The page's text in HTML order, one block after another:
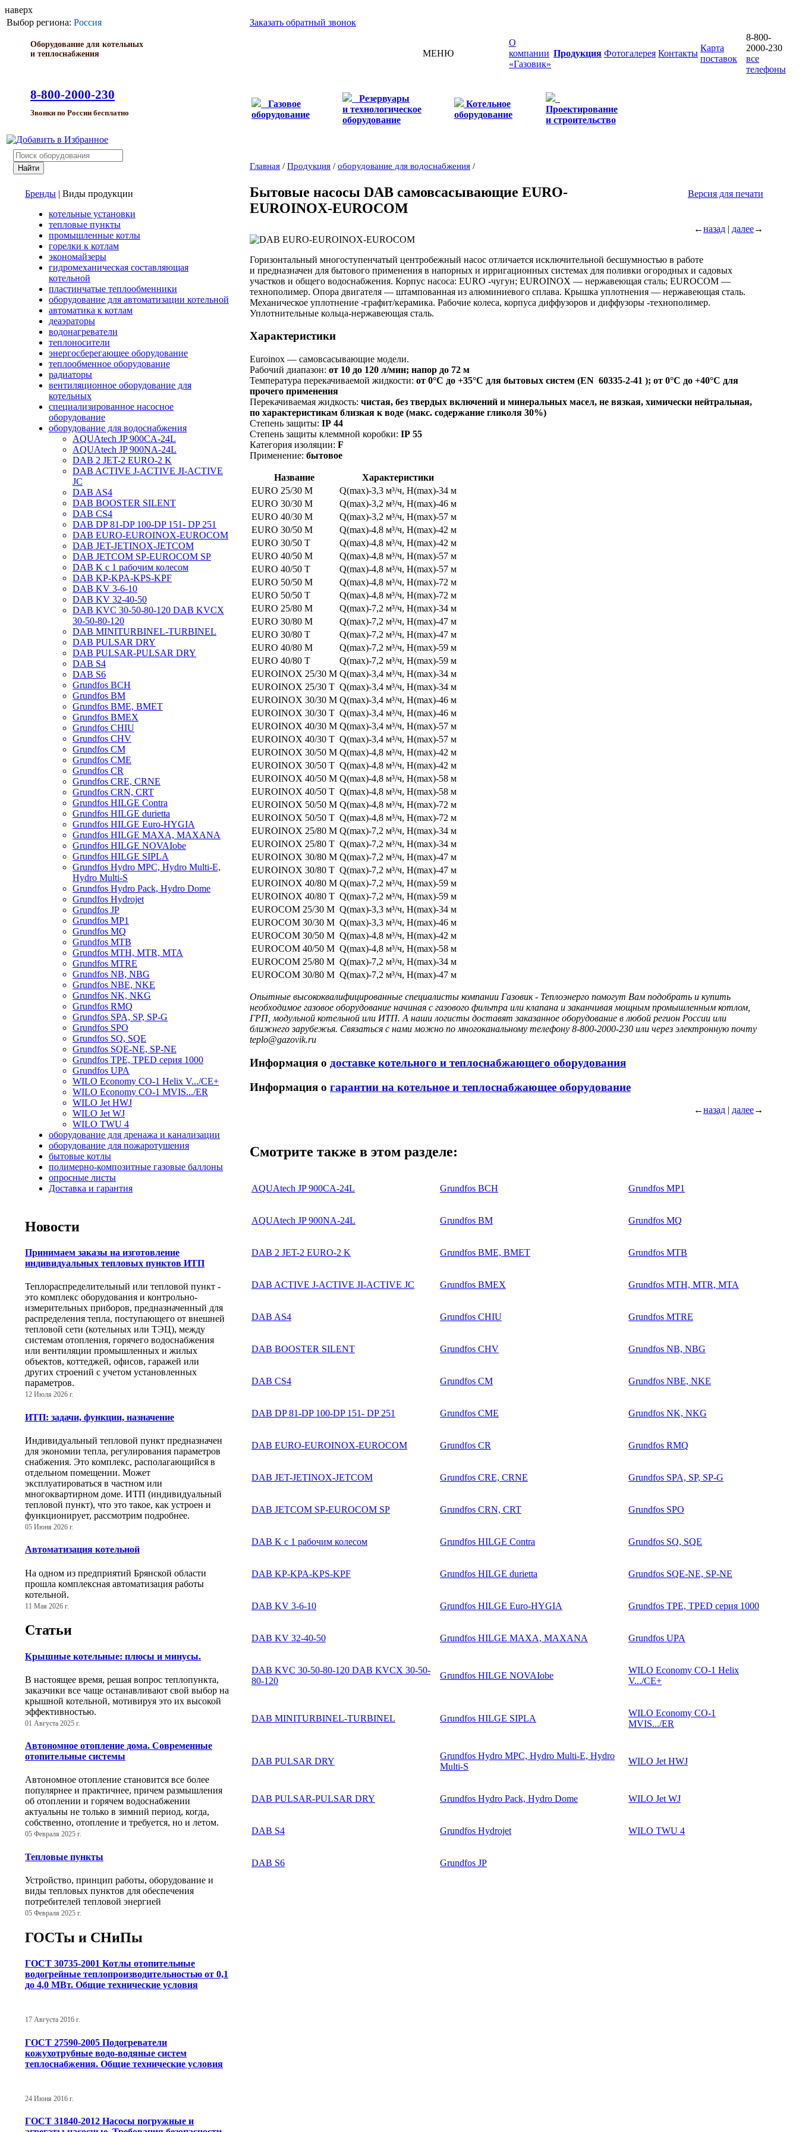
наверх
Выбор региона: Россия
Оборудование для котельных
и теплоснабжения
8-800-2000-230
Звонки по России бесплатно
Заказать обратный звонок
МЕНЮ
О
компании
«Газовик»
Продукция Фотогалерея Контакты
Карта
поставок
8-800-
2000-230
все
телефоны
Газовое
оборудование
Резервуары
и технологическое
оборудование
Котельное
оборудование
Проектирование
и строительство
Бренды | Виды продукции
котельные установки
тепловые пункты
промышленные котлы
горелки к котлам
экономайзеры
гидромеханическая составляющая
котельной
пластинчатые теплообменники
оборудование для автоматизации котельной
автоматика к котлам
деаэраторы
водонагреватели
теплоносители
энергосберегающее оборудование
теплообменное оборудование
радиаторы
вентиляционное оборудование для
котельных
специализированное насосное
оборудование
оборудование для водоснабжения
AQUAtech JP 900CA-24L
AQUAtech JP 900NA-24L
DAB 2 JET-2 EURO-2 K
DAB ACTIVE J-ACTIVE JI-ACTIVE
JC
DAB AS4
DAB BOOSTER SILENT
DAB CS4
DAB DP 81-DP 100-DP 151- DP 251
DAB EURO-EUROINOX-EUROCOM
DAB JET-JETINOX-JETCOM
DAB JETCOM SP-EUROCOM SP
DAB K с 1 рабочим колесом
DAB KP-KPA-KPS-KPF
DAB KV 3-6-10
DAB KV 32-40-50
DAB KVC 30-50-80-120 DAB KVCX
30-50-80-120
DAB MINITURBINEL-TURBINEL
DAB PULSAR DRY
DAB PULSAR-PULSAR DRY
DAB S4
DAB S6
Grundfos BCH
Grundfos BM
Grundfos BME, BMET
Grundfos BMEX
Grundfos CHIU
Grundfos CHV
Grundfos CM
Grundfos CME
Grundfos CR
Grundfos CRE, CRNE
Grundfos CRN, CRT
Grundfos HILGE Contra
Grundfos HILGE durietta
Grundfos HILGE Euro-HYGIA
Grundfos HILGE MAXA, MAXANA
Grundfos HILGE NOVAIobe
Grundfos HILGE SIPLA
Grundfos Hydro MPC, Hydro Multi-E,
Hydro Multi-S
Grundfos Hydro Pack, Hydro Dome
Grundfos Hydrojet
Grundfos JP
Grundfos MP1
Grundfos MQ
Grundfos MTB
Grundfos MTH, MTR, MTA
Grundfos MTRE
Grundfos NB, NBG
Grundfos NBE, NKE
Grundfos NK, NKG
Grundfos RMQ
Grundfos SPA, SP, SP-G
Grundfos SPO
Grundfos SQ, SQE
Grundfos SQE-NE, SP-NE
Grundfos TPE, TPED серия 1000
Grundfos UPA
WILO Economy CO-1 Helix V.../CE+
WILO Economy CO-1 MVIS.../ER
WILO Jet HWJ
WILO Jet WJ
WILO TWU 4
оборудование для дренажа и канализации
оборудование для пожаротушения
бытовые котлы
полимерно-композитные газовые баллоны
опросные листы
Доставка и гарантия
Новости
Принимаем заказы на изготовление
индивидуальных тепловых пунктов ИТП
Теплораспределительный или тепловой пункт -
это комплекс оборудования и контрольно-
измерительных приборов, предназначенный для
распределения тепла, поступающего от внешней
тепловой сети (котельных или ТЭЦ), между
системам отопления, горячего водоснабжения
или вентиляции промышленных и жилых
объектов, коттеджей, офисов, гаражей или
других строений с учетом установленных
параметров.
12 Июля 2026 г.
ИТП: задачи, функции, назначение
Индивидуальный тепловой пункт предназначен
для экономии тепла, регулирования параметров
снабжения. Это комплекс, располагающийся в
отдельном помещении. Может
эксплуатироваться в частном или
многоквартирном доме. ИТП (индивидуальный
тепловой пункт), что это такое, как устроен и
функционирует, рассмотрим подробнее.
05 Июня 2026 г.
Автоматизация котельной
На одном из предприятий Брянской области
прошла комплексная автоматизация работы
котельной.
11 Мая 2026 г.
Статьи
Крышные котельные: плюсы и минусы.
В настоящее время, решая вопрос теплопункта,
заказчики все чаще останавливают свой выбор на
крышной котельной, мотивируя это их высокой
эффективностью.
01 Августа 2025 г.
Автономное отопление дома. Современные
отопительные системы
Автономное отопление становится все более
популярнее и практичнее, причем размышления
об отоплении и горячем водоснабжении
актуальны не только в зимний период, когда,
собственно, отопление и требуется, но и летом.
05 Февраля 2025 г.
Тепловые пункты
Устройство, принцип работы, оборудование и
виды тепловых пунктов для обеспечения
потребителей тепловой энергией
05 Февраля 2025 г.
ГОСТы и СНиПы
ГОСТ 30735-2001 Котлы отопительные
водогрейные теплопроизводительностью от 0,1
до 4,0 МВт. Общие технические условия
17 Августа 2016 г.
ГОСТ 27590-2005 Подогреватели
кожухотрубные водо-водяные систем
теплоснабжения. Общие технические условия
24 Июня 2016 г.
ГОСТ 31840-2012 Насосы погружные и
Главная / Продукция / оборудование для водоснабжения /
Версия для печати
Бытовые насосы DAB самовсасывающие EURO-
EUROINOX-EUROCOM
←назад | далее→
Горизонтальный многоступенчатый центробежный насос отличается исключительной бесшумностью в работе
и предназначен для бытового применения в напорных и ирригационных системах для поливки огородных и садовых
участков и общего водоснабжения. Корпус насоса: EURO -чугун; EUROINOX — нержавеющая сталь; EUROCOM —
технополимер. Опора двигателя — штампованная из алюминиевого сплава. Крышка уплотнения — нержавеющая сталь.
Механическое уплотнение -графит/керамика. Рабочие колеса, корпуса диффузоров и диффузоры -технополимер.
Уплотнительные кольца-нержавеющая сталь.
Характеристики
Euroinox — самовсасывающие модели.
Рабочий диапазон: от 10 до 120 л/мин; напор до 72 м
Температура перекачиваемой жидкости: от 0°С до +35°С для бытовых систем (EN 60335-2-41 ); от 0°С до +40°С для
прочего применения
Перекачиваемая жидкость: чистая, без твердых включений и минеральных масел, не вязкая, химически нейтральная,
по характеристикам близкая к воде (макс. содержание гликоля 30%)
Степень защиты: IP 44
Степень защиты клеммной коробки: IP 55
Категория изоляции: F
Применение: бытовое
Название
Характеристики
EURO 25/30 M
Q(max)-3,3 м³/ч, H(max)-34 м
EURO 30/30 M
Q(max)-3,2 м³/ч, H(max)-46 м
EURO 40/30 M
Q(max)-3,2 м³/ч, H(max)-57 м
EURO 30/50 M
Q(max)-4,8 м³/ч, H(max)-42 м
EURO 30/50 T
Q(max)-4,8 м³/ч, H(max)-42 м
EURO 40/50 M
Q(max)-4,8 м³/ч, H(max)-57 м
EURO 40/50 T
Q(max)-4,8 м³/ч, H(max)-57 м
EURO 50/50 M
Q(max)-4,8 м³/ч, H(max)-72 м
EURO 50/50 T
Q(max)-4,8 м³/ч, H(max)-72 м
EURO 25/80 M
Q(max)-7,2 м³/ч, H(max)-34 м
EURO 30/80 M
Q(max)-7,2 м³/ч, H(max)-47 м
EURO 30/80 T
Q(max)-7,2 м³/ч, H(max)-47 м
EURO 40/80 M
Q(max)-7,2 м³/ч, H(max)-59 м
EURO 40/80 T
Q(max)-7,2 м³/ч, H(max)-59 м
EUROINOX 25/30 M Q(max)-3,4 м³/ч, H(max)-34 м
EUROINOX 25/30 T Q(max)-3,4 м³/ч, H(max)-34 м
EUROINOX 30/30 M Q(max)-3,4 м³/ч, H(max)-46 м
EUROINOX 30/30 T Q(max)-3,4 м³/ч, H(max)-46 м
EUROINOX 40/30 M Q(max)-3,4 м³/ч, H(max)-57 м
EUROINOX 40/30 T Q(max)-3,4 м³/ч, H(max)-57 м
EUROINOX 30/50 M Q(max)-4,8 м³/ч, H(max)-42 м
EUROINOX 30/50 T Q(max)-4,8 м³/ч, H(max)-42 м
EUROINOX 40/50 M Q(max)-4,8 м³/ч, H(max)-58 м
EUROINOX 40/50 T Q(max)-4,8 м³/ч, H(max)-58 м
EUROINOX 50/50 M Q(max)-4,8 м³/ч, H(max)-72 м
EUROINOX 50/50 T Q(max)-4,8 м³/ч, H(max)-72 м
EUROINOX 25/80 M Q(max)-7,2 м³/ч, H(max)-34 м
EUROINOX 25/80 T Q(max)-7,2 м³/ч, H(max)-34 м
EUROINOX 30/80 M Q(max)-7,2 м³/ч, H(max)-47 м
EUROINOX 30/80 T Q(max)-7,2 м³/ч, H(max)-47 м
EUROINOX 40/80 M Q(max)-7,2 м³/ч, H(max)-59 м
EUROINOX 40/80 T Q(max)-7,2 м³/ч, H(max)-59 м
EUROCOM 25/30 M Q(max)-3,3 м³/ч, H(max)-34 м
EUROCOM 30/30 M Q(max)-3,3 м³/ч, H(max)-46 м
EUROCOM 30/50 M Q(max)-4,8 м³/ч, H(max)-42 м
EUROCOM 40/50 M Q(max)-4,8 м³/ч, H(max)-58 м
EUROCOM 25/80 M Q(max)-7,2 м³/ч, H(max)-34 м
EUROCOM 30/80 M Q(max)-7,2 м³/ч, H(max)-47 м
Опытные высококвалифицированные специалисты компании Газовик - Теплоэнерго помогут Вам подобрать и купить
необходимое газовое оборудование начиная с газового фильтра или клапана и заканчивая мощным промышленным котлом,
ГРП, модульной котельной или ИТП. А наши логисты доставят заказанное оборудование в любой регион России или
ближнего зарубежья. Связаться с нами можно по многоканальному телефону 8-800-2000-230 или через электронную почту
teplo@gazovik.ru
Информация о доставке котельного и теплоснабжающего оборудования
Информация о гарантии на котельное и теплоснабжающее оборудование
←назад | далее→
Смотрите также в этом разделе:
AQUAtech JP 900CA-24L Grundfos BCH Grundfos MP1
AQUAtech JP 900NA-24L Grundfos BM Grundfos MQ
DAB 2 JET-2 EURO-2 K Grundfos BME, BMET Grundfos MTB
DAB ACTIVE J-ACTIVE JI-ACTIVE JC Grundfos BMEX Grundfos MTH, MTR, MTA
DAB AS4 Grundfos CHIU Grundfos MTRE
DAB BOOSTER SILENT Grundfos CHV Grundfos NB, NBG
DAB CS4 Grundfos CM Grundfos NBE, NKE
DAB DP 81-DP 100-DP 151- DP 251 Grundfos CME Grundfos NK, NKG
DAB EURO-EUROINOX-EUROCOM Grundfos CR Grundfos RMQ
DAB JET-JETINOX-JETCOM Grundfos CRE, CRNE Grundfos SPA, SP, SP-G
DAB JETCOM SP-EUROCOM SP Grundfos CRN, CRT Grundfos SPO
DAB K с 1 рабочим колесом Grundfos HILGE Contra Grundfos SQ, SQE
DAB KP-KPA-KPS-KPF Grundfos HILGE durietta Grundfos SQE-NE, SP-NE
DAB KV 3-6-10 Grundfos HILGE Euro-HYGIA Grundfos TPE, TPED серия 1000
DAB KV 32-40-50 Grundfos HILGE MAXA, MAXANA Grundfos UPA
DAB KVC 30-50-80-120 DAB KVCX 30-50-
80-120
Grundfos HILGE NOVAIobe
WILO Economy CO-1 Helix
V.../CE+
DAB MINITURBINEL-TURBINEL Grundfos HILGE SIPLA
WILO Economy CO-1
MVIS.../ER
DAB PULSAR DRY
Grundfos Hydro MPC, Hydro Multi-E, Hydro
Multi-S
WILO Jet HWJ
DAB PULSAR-PULSAR DRY Grundfos Hydro Pack, Hydro Dome WILO Jet WJ
DAB S4 Grundfos Hydrojet WILO TWU 4
DAB S6 Grundfos JP